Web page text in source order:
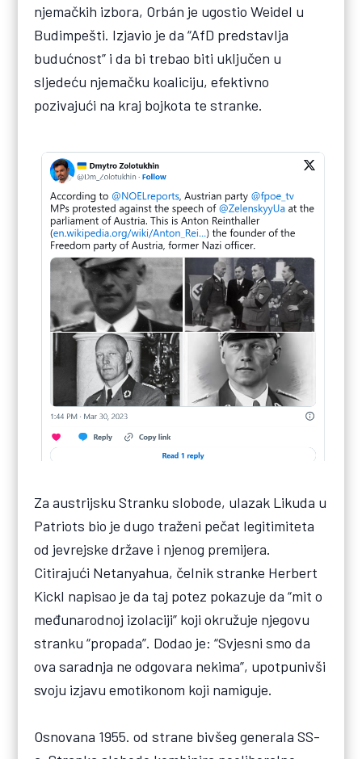
njemačkih izbora, Orbán je ugostio Weidel u
Budimpešti. Izjavio je da “AfD predstavlja
budućnost” i da bi trebao biti uključen u
sljedeću njemačku koaliciju, efektivno
pozivajući na kraj bojkota te stranke.
Za austrijsku Stranku slobode, ulazak Likuda u
Patriots bio je dugo traženi pečat legitimiteta
od jevrejske države i njenog premijera.
Citirajući Netanyahua, čelnik stranke Herbert
Kickl napisao je da taj potez pokazuje da “mit o
međunarodnoj izolaciji” koji okružuje njegovu
stranku “propada”. Dodao je: “Svjesni smo da
ova saradnja ne odgovara nekima”, upotpunivši
svoju izjavu emotikonom koji namiguje.
Osnovana 1955. od strane bivšeg generala SS-